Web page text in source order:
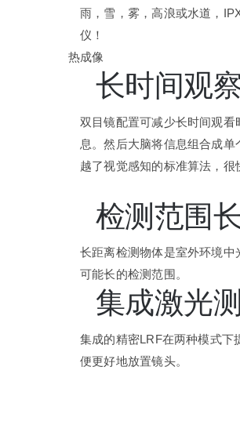
雨，雪，雾，高浪或水道，
仪！
热成像
长时间观
双目镜配置可减少长时间观
息。然后大脑将信息组合成
越了视觉感知的标准算法，很
检测范围长
长距离检测物体是室外环境
可能长的检测范围。
集成激光
集成的精密LRF在两种模式下
便更好地放置镜头。